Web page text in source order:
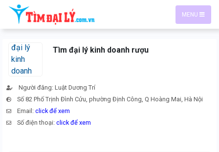
MENU
Tìm đại lý kinh doanh rượu
Người đăng: Luật Dương Trí
Số 82 Phố Trịnh Đình Cửu, phường Định Công, Q Hoàng Mai, Hà Nội
Email:click để xem
Số điện thoại:click để xem